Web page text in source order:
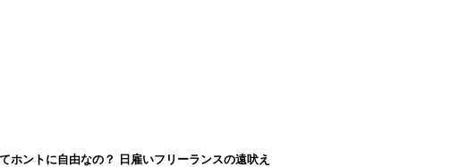
ホントに自由なの？ 日雇いフリーランスの遠吠え